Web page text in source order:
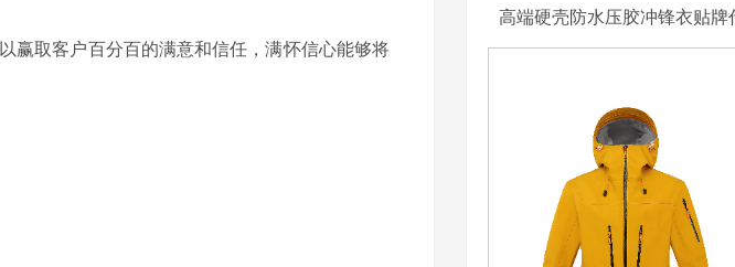
赢取客户百分百的满意和信任，满怀信心能够将
高端硬壳防水压胶冲锋衣贴牌